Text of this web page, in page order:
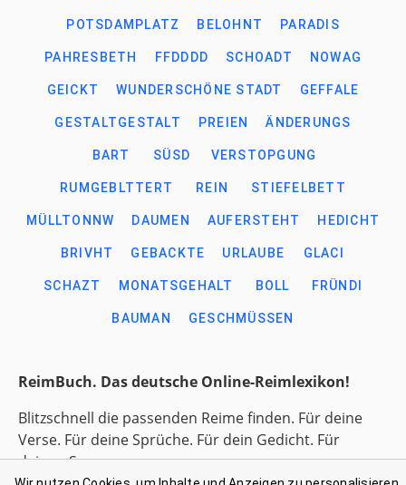
POTSDAMPLATZ BELOHNT PARADIS
PAHRESBETH FFDDDD SCHOADT NOWAG
GEICKT WUNDERSCHÖNE STADT GEFFALE
GESTALTGESTALT PREIEN ÄNDERUNGS
BART SÜSD VERSTOPGUNG
RUMGEBLTTERT REIN STIEFELBETT
MÜLLTONNW DAUMEN AUFERSTEHT HEDICHT
BRIVHT GEBACKTE URLAUBE GLACI
SCHAZT MONATSGEHALT BOLL FRÜNDI
BAUMAN GESCHMÜSSEN
ReimBuch. Das deutsche Online-Reimlexikon!
Blitzschnell die passenden Reime finden. Für deine
Verse. Für deine Sprüche. Für dein Gedicht. Für
deinen Song.